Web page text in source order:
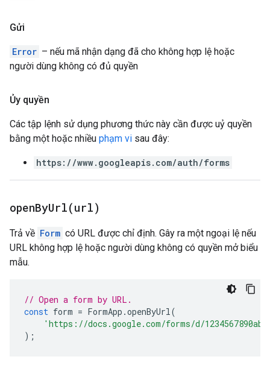
Gửi
Error – nếu mã nhận dạng đã cho không hợp lệ hoặc
người dùng không có đủ quyền
Ủy quyền
Các tập lệnh sử dụng phương thức này cần được uỷ quyền
bằng một hoặc nhiều phạm vi sau đây:
https://www.googleapis.com/auth/forms
openByUrl(url)
Trả về Form có URL được chỉ định. Gây ra một ngoại lệ nếu
URL không hợp lệ hoặc người dùng không có quyền mở biểu
mẫu.
// Open a form by URL.
const form = FormApp .openByUrl(
'https://docs.google.com/forms/d/
);